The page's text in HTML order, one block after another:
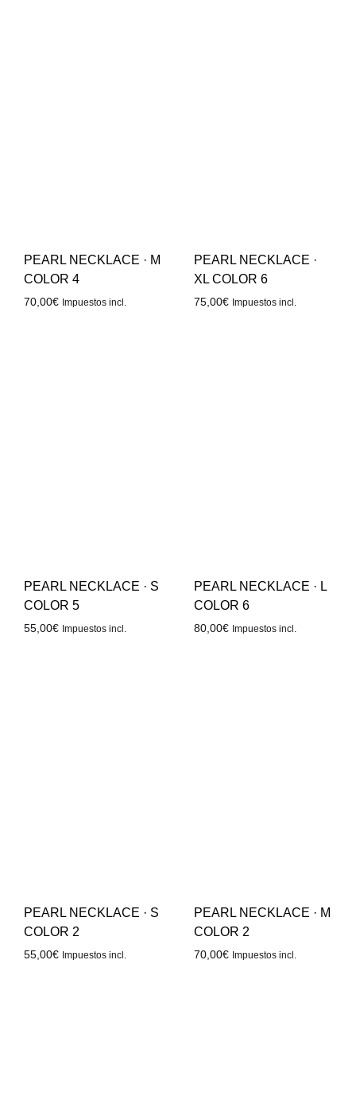
PEARL NECKLACE · M
COLOR 4
70,00€ Impuestos incl.
PEARL NECKLACE ·
XL COLOR 6
75,00€ Impuestos incl.
PEARL NECKLACE · S
COLOR 5
55,00€ Impuestos incl.
PEARL NECKLACE · L
COLOR 6
80,00€ Impuestos incl.
PEARL NECKLACE · S
COLOR 2
55,00€ Impuestos incl.
PEARL NECKLACE · M
COLOR 2
70,00€ Impuestos incl.